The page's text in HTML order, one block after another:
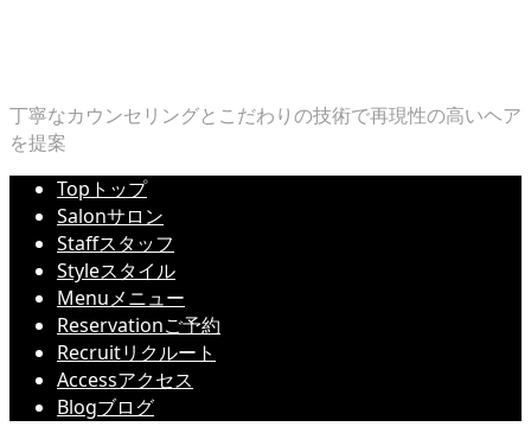
丁寧なカウンセリングとこだわりの技術で再現性の高いヘア
を提案
Top トップ
Salonサロン
Staffスタッフ
Styleスタイル
Menuメニュー
Reservationご予約
Recruitリクルート
Accessアクセス
Blogブログ